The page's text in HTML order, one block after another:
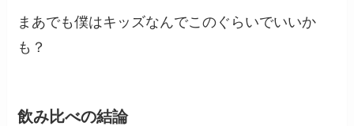
まあでも僕はキッズなんでこのぐらいでいいか
も？
飲み比べの結論